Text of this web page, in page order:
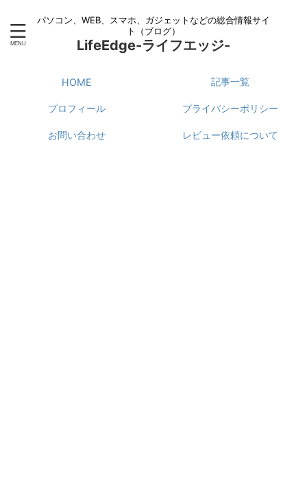
パソコン、WEB、スマホ、ガジェットなどの総合情報サイ
ト（ブログ）
LifeEdge-ライフエッジ-
HOME 記事一覧
プロフィール プライバシーポリシー
お問い合わせ レビュー依頼について